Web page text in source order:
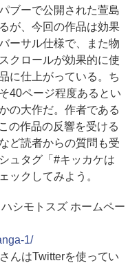
ブーで公開された萱島
が、今回の作品は効果
ーサル仕様で、また物
クロールが効果的に使
に仕上がっている。ち
40ページ程度あるとい
の大作だ。作者である
の作品の反響を受ける
ど読者からの質問も受
ュタグ「#キッカケは
ックしてみよう。
シモトスズ ホームペー
1/
んはTwitterを使ってい